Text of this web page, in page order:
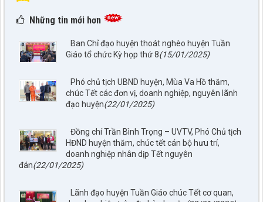
NHỮNG TIN CŨ HƠN
Những tin mới hơn
Ban Chỉ đạo huyện thoát nghèo huyện Tuần
Giáo tổ chức Kỳ họp thứ 8(15/01/2025)
Phó chủ tịch UBND huyện, Mùa Va Hồ thăm,
chúc Tết các đơn vị, doanh nghiệp, nguyên lãnh
đạo huyện(22/01/2025)
Đồng chí Trần Bình Trọng – UVTV, Phó Chủ tịch
HĐND huyện thăm, chúc tết cán bộ hưu trí,
doanh nghiệp nhân dịp Tết nguyên
đán(22/01/2025)
Lãnh đạo huyện Tuần Giáo chúc Tết cơ quan,